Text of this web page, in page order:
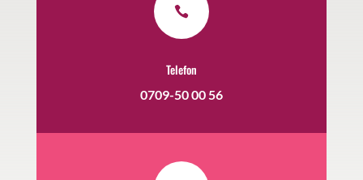

Telefon
0709-50 00 56